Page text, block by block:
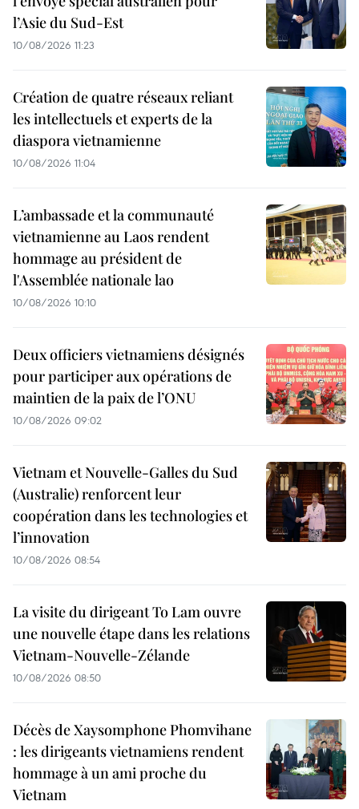
l’Asie du Sud-Est
10/08/2026 11:23
Création de quatre réseaux reliant
les intellectuels et experts de la
diaspora vietnamienne
10/08/2026 11:04
L’ambassade et la communauté
vietnamienne au Laos rendent
hommage au président de
l'Assemblée nationale lao
10/08/2026 10:10
Deux officiers vietnamiens désignés
pour participer aux opérations de
maintien de la paix de l’ONU
10/08/2026 09:02
Vietnam et Nouvelle-Galles du Sud
(Australie) renforcent leur
coopération dans les technologies et
l’innovation
10/08/2026 08:54
La visite du dirigeant To Lam ouvre
une nouvelle étape dans les relations
Vietnam-Nouvelle-Zélande
10/08/2026 08:50
Décès de Xaysomphone Phomvihane
: les dirigeants vietnamiens rendent
hommage à un ami proche du
Vietnam